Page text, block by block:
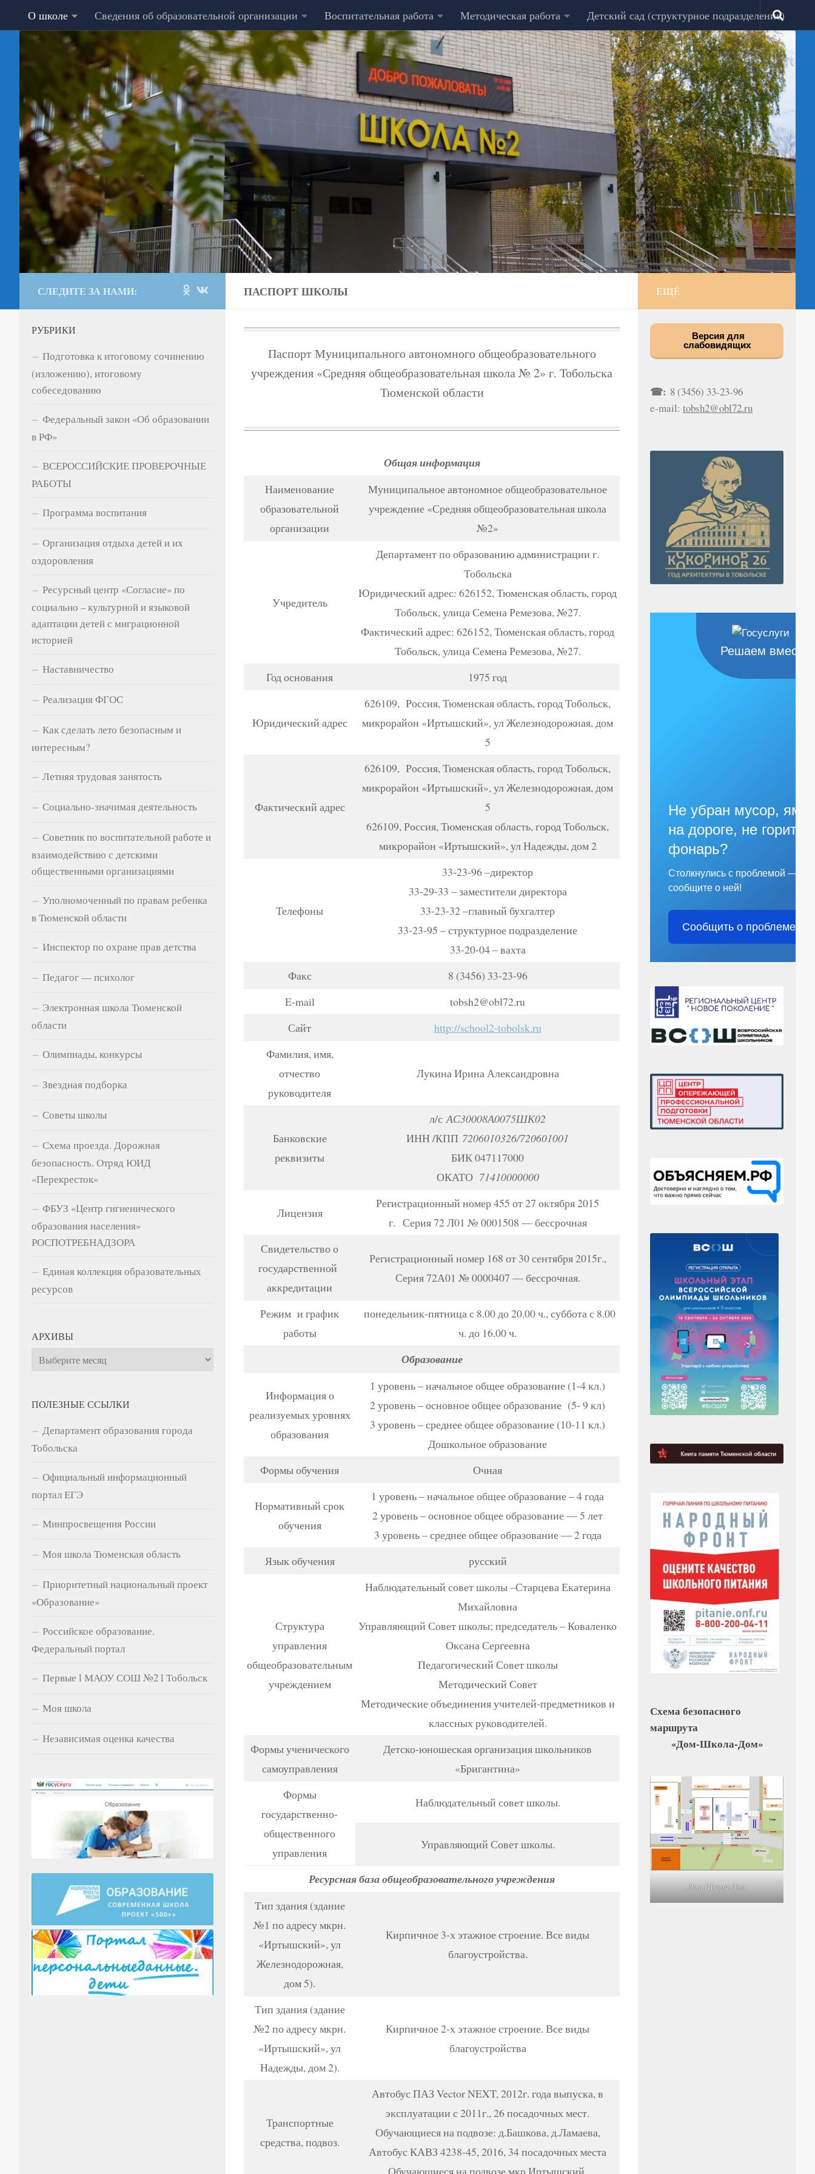
Перейти к содержимому
О школе Сведения об образовательной организации Воспитательная работа Методическая работа Детский сад (структурное подразделение)
ПАСПОРТ ШКОЛЫ
Паспорт Муниципального автономного общеобразовательного
учреждения «Средняя общеобразовательная школа № 2» г. Тобольска
Тюменской области
Общая информация
Наименование
образовательной
организации
Муниципальное автономное общеобразовательное
учреждение «Средняя общеобразовательная школа
№2»
Учредитель
Департамент по образованию администрации г.
Тобольска
Юридический адрес: 626152, Тюменская область, город
Тобольск, улица Семена Ремезова, №27.
Фактический адрес: 626152, Тюменская область, город
Тобольск, улица Семена Ремезова, №27.
Год основания
1975 год
Юридический адрес
626109, Россия, Тюменская область, город Тобольск,
микрорайон «Иртышский», ул Железнодорожная, дом
5
Фактический адрес
626109, Россия, Тюменская область, город Тобольск,
микрорайон «Иртышский», ул Железнодорожная, дом
5
626109, Россия, Тюменская область, город Тобольск,
микрорайон «Иртышский», ул Надежды, дом 2
Телефоны
33-23-96 –директор
33-29-33 – заместители директора
33-23-32 –главный бухгалтер
33-23-95 – структурное подразделение
33-20-04 – вахта
Факс
8 (3456) 33-23-96
E-mail
tobsh2@obl72.ru
Сайт
http://school2-tobolsk.ru
Фамилия, имя,
отчество
руководителя
Лукина Ирина Александровна
Банковские
реквизиты
л/с АС30008А0075ШК02
ИНН /КПП 7206010326/720601001
БИК 047117000
ОКАТО 71410000000
Лицензия
Регистрационный номер 455 от 27 октября 2015
г. Серия 72 Л01 № 0001508 — бессрочная
Свидетельство о
государственной
аккредитации
Регистрационный номер 168 от 30 сентября 2015г.,
Серия 72А01 № 0000407 — бессрочная.
Режим и график
работы
понедельник-пятница с 8.00 до 20.00 ч., суббота с 8.00
ч. до 16.00 ч.
Образование
Информация о
реализуемых уровнях
образования
1 уровень – начальное общее образование (1-4 кл.)
2 уровень – основное общее образование (5- 9 кл)
3 уровень – среднее общее образование (10-11 кл.)
Дошкольное образование
Формы обучения
Очная
Нормативный срок
обучения
1 уровень – начальное общее образование – 4 года
2 уровень – основное общее образование — 5 лет
3 уровень – среднее общее образование — 2 года
Язык обучения
русский
Структура
управления
общеобразовательным
учреждением
Наблюдательный совет школы –Старцева Екатерина
Михайловна
Управляющий Совет школы; председатель – Коваленко
Оксана Сергеевна
Педагогический Совет школы
Методический Совет
Методические объединения учителей-предметников и
классных руководителей.
Формы ученического
самоуправления
Детско-юношеская организация школьников
«Бригантина»
Формы
государственно-
общественного
управления
Наблюдательный совет школы.
Управляющий Совет школы.
Ресурсная база общеобразовательного учреждения
Тип здания (здание
№1 по адресу мкрн.
«Иртышский», ул
Железнодорожная,
дом 5).
Кирпичное 3-х этажное строение. Все виды
благоустройства.
Тип здания (здание
№2 по адресу мкрн.
«Иртышский», ул
Надежды, дом 2).
Кирпичное 2-х этажное строение. Все виды
благоустройства
Транспортные
средства, подвоз.
Автобус ПАЗ Vector NEXT, 2012г. года выпуска, в
эксплуатации с 2011г., 26 посадочных мест.
Обучающиеся на подвозе: д.Башкова, д.Ламаева,
Автобус КАВЗ 4238-45, 2016, 34 посадочных места
Обучающиеся на подвозе мкр Иртышский.
СЛЕДИТЕ ЗА НАМИ:
РУБРИКИ
Подготовка к итоговому сочинению
(изложению), итоговому
собеседованию
Федеральный закон «Об образовании
в РФ»
ВСЕРОССИЙСКИЕ ПРОВЕРОЧНЫЕ
РАБОТЫ
Программа воспитания
Организация отдыха детей и их
оздоровления
Ресурсный центр «Согласие» по
социально – культурной и языковой
адаптации детей с миграционной
историей
Наставничество
Реализация ФГОС
Как сделать лето безопасным и
интересным?
Летняя трудовая занятость
Социально-значимая деятельность
Советник по воспитательной работе и
взаимодействию с детскими
общественными организациями
Уполномоченный по правам ребенка
в Тюменской области
Инспектор по охране прав детства
Педагог — психолог
Электронная школа Тюменской
области
Олимпиады, конкурсы
Звездная подборка
Советы школы
Схема проезда. Дорожная
безопасность. Отряд ЮИД
«Перекресток»
ФБУЗ «Центр гигиенического
образования населения»
РОСПОТРЕБНАДЗОРА
Единая коллекция образовательных
ресурсов
АРХИВЫ
Архивы
ПОЛЕЗНЫЕ ССЫЛКИ
Департамент образования города
Тобольска
Официальный информационный
портал ЕГЭ
Минпросвещения России
Моя школа Тюменская область
Приоритетный национальный проект
«Образование»
Российское образование.
Федеральный портал
Первые l МАОУ СОШ №2 l Тобольск
Моя школа
Независимая оценка качества
ЕЩЁ
Версия для
слабовидящих
☎: 8 (3456) 33-23-96
e-mail: tobsh2@obl72.ru
Решаем вместе
Не убран мусор, яма
на дороге, не горит
фонарь?
Столкнулись с проблемой —
сообщите о ней!
Сообщить о проблеме
Схема безопасного
маршрута
«Дом-Школа-Дом»
Дом-Школа-Дом